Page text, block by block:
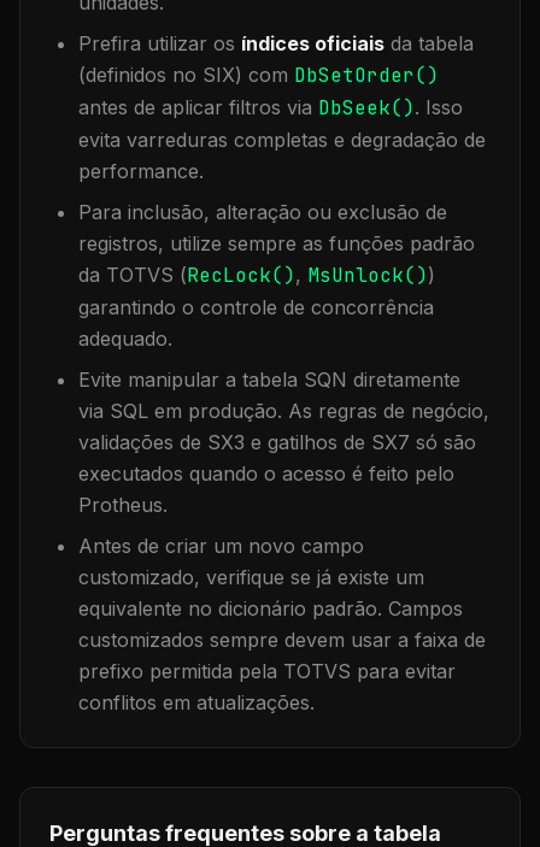
Prefira utilizar os índices oficiais da tabela
(definidos no SIX) com DbSetOrder()
antes de aplicar filtros via DbSeek(). Isso
evita varreduras completas e degradação de
performance.
Para inclusão, alteração ou exclusão de
registros, utilize sempre as funções padrão
da TOTVS (RecLock(), MsUnlock())
garantindo o controle de concorrência
adequado.
Evite manipular a tabela SQN diretamente
via SQL em produção. As regras de negócio,
validações de SX3 e gatilhos de SX7 só são
executados quando o acesso é feito pelo
Protheus.
Antes de criar um novo campo
customizado, verifique se já existe um
equivalente no dicionário padrão. Campos
customizados sempre devem usar a faixa de
prefixo permitida pela TOTVS para evitar
conflitos em atualizações.
Perguntas frequentes sobre a tabela